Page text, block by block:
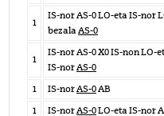
1
IS-nor AS-0 LO-eta IS-nor
bezalaAS-0
1
IS-nor AS-0 X0 IS-non LO-
IS-norAS-0
1
IS-norAS-0AB
1
IS-norAS-0LO-eta IS-nor